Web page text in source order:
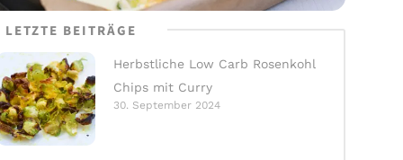
LETZTE BEITRÄGE
Herbstliche Low Carb Rosenkohl
Chips mit Curry
30. September 2024